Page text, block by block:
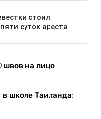
швов на лицо
в школе Таиланда: